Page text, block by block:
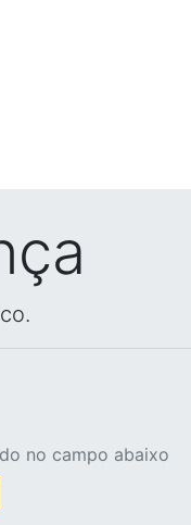
no campo abaixo